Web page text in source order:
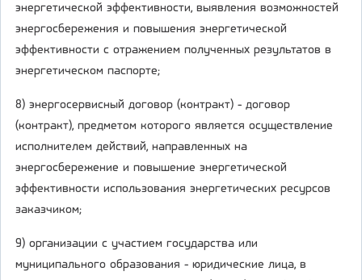
энергетической эффективности, выявления возможностей
энергосбережения и повышения энергетической
эффективности с отражением полученных результатов в
энергетическом паспорте;
8) энергосервисный договор (контракт) - договор
(контракт), предметом которого является осуществление
исполнителем действий, направленных на
энергосбережение и повышение энергетической
эффективности использования энергетических ресурсов
заказчиком;
9) организации с участием государства или
муниципального образования - юридические лица, в